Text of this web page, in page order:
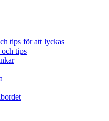
tips för att lyckas
tips